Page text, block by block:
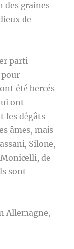
des graines
de
parti
été bercés
ont
les dégâts
âmes, mais
Silone,
de
sont
Allemagne,